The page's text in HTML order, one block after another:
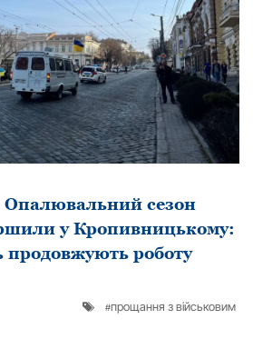
Опалювальний сезон
у Кропивницькому:
продовжують роботу
прощання з військовим